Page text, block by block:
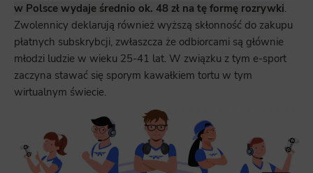
w Polsce wydaje średnio ok. 48 zł na tę formę rozrywki.
Zwolennicy deklarują również wyższą skłonność do zakupu
płatnych subskrybcji, zwłaszcza że odbiorcami są głównie
młodzi ludzie w wieku 25-41 lat. W związku z tym e-sport
zaczyna stawać się sporym kawałkiem tortu w tym
wirtualnym świecie.